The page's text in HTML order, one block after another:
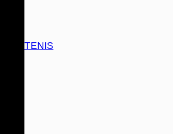
TENIS